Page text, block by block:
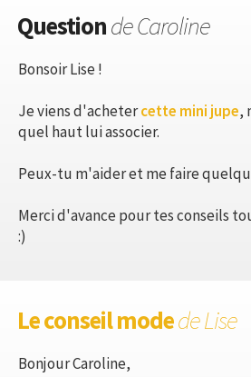
Questionde Caroline
Bonsoir Lise !
Je viens d'achetercette mini jupe,
quel haut lui associer.
Peux-tu m'aider et me faire
Merci d'avance pour tes conseils
:)
Le conseil modede Lise
Bonjour Caroline,